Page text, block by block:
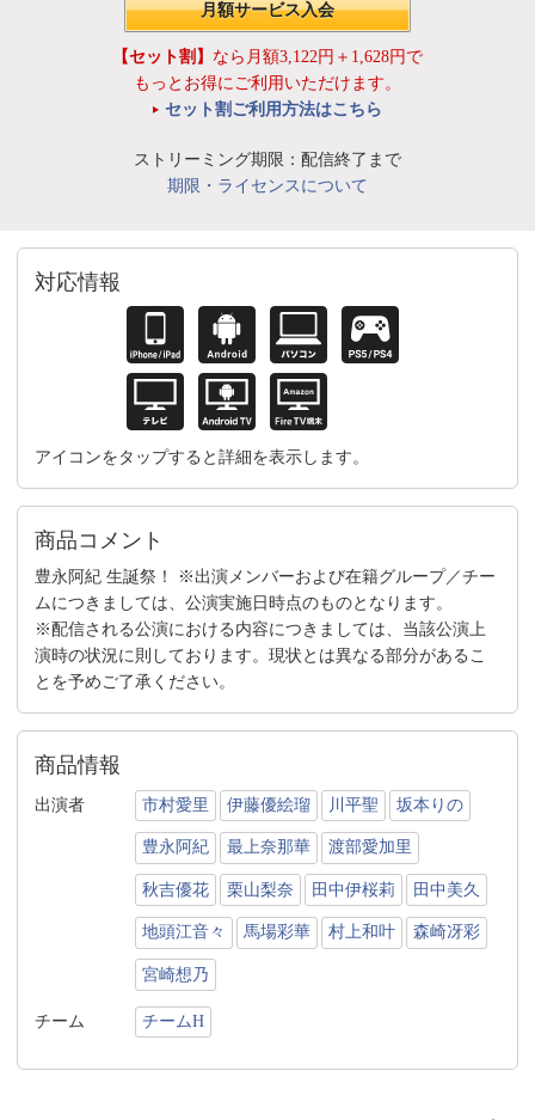
月額サービス入会
【セット割】 なら月額3,122円＋1,628円で
もっとお得にご利用いただけます。
セット割ご利用方法はこちら
ストリーミング期限：配信終了まで
期限・ライセンスについて
対応情報
アイコンをタップすると詳細を表示します。
商品コメント
豊永阿紀 生誕祭！ ※出演メンバーおよび在籍グループ／チー
ムにつきましては、公演実施日時点のものとなります。
※配信される公演における内容につきましては、当該公演上
演時の状況に則しております。現状とは異なる部分があるこ
とを予めご了承ください。
商品情報
出演者 市村愛里 伊藤優絵瑠 川平聖 坂本りの
豊永阿紀 最上奈那華 渡部愛加里
秋吉優花 栗山梨奈 田中伊桜莉 田中美久
地頭江音々 馬場彩華 村上和叶 森崎冴彩
宮崎想乃
チーム チームH